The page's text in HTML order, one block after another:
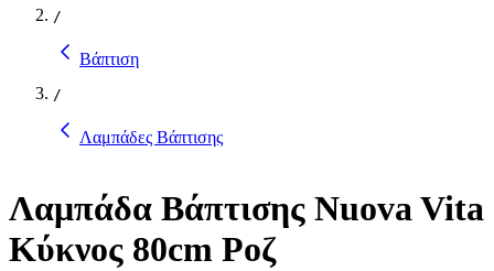
/
Βάπτιση
/
Λαμπάδες Βάπτισης
Λαμπάδα Βάπτισης Nuova Vita
Κύκνος 80cm Ροζ